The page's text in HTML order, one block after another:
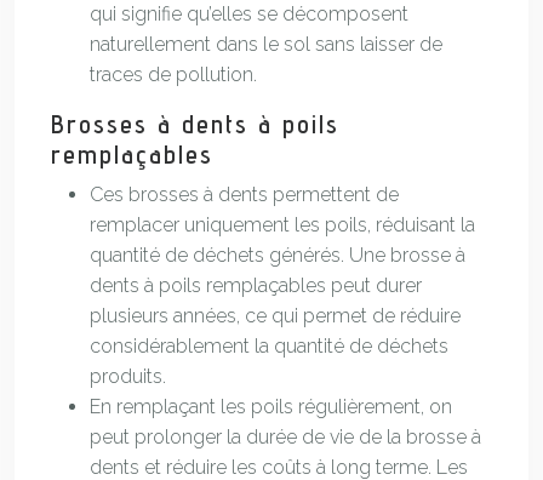
qui signifie qu’elles se décomposent
naturellement dans le sol sans laisser de
traces de pollution.
Brosses à dents à poils
remplaçables
Ces brosses à dents permettent de
remplacer uniquement les poils, réduisant la
quantité de déchets générés. Une brosse à
dents à poils remplaçables peut durer
plusieurs années, ce qui permet de réduire
considérablement la quantité de déchets
produits.
En remplaçant les poils régulièrement, on
peut prolonger la durée de vie de la brosse à
dents et réduire les coûts à long terme. Les